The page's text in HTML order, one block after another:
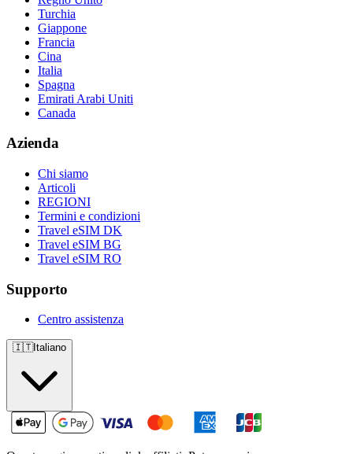
Turchia
Giappone
Francia
Cina
Italia
Spagna
Emirati Arabi Uniti
Canada
Azienda
Chi siamo
Articoli
REGIONI
Termini e condizioni
Travel eSIM DK
Travel eSIM BG
Travel eSIM RO
Supporto
Centro assistenza
🇮🇹Italiano